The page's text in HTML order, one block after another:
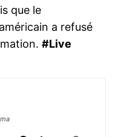
que le
a refusé
#Live